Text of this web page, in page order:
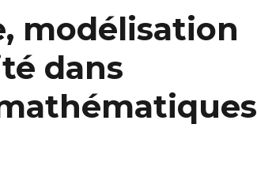
modélisation
dans